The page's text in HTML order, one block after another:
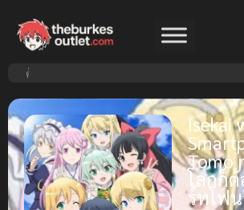
Isekai
Tomo
โลกก็
ร์ทโฟ